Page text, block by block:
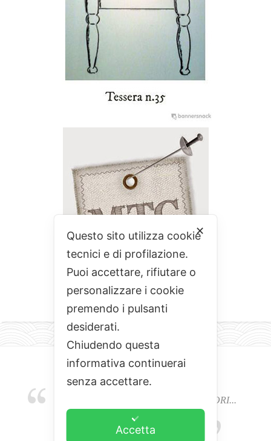
EMOZIONI, COLORI, ODORI E SAPORI...
L'ALCHIMIA DEL BUON CIBO
✕
Questo sito utilizza cookie
tecnici e di profilazione.
Puoi accettare, rifiutare o
personalizzare i cookie
premendo i pulsanti
desiderati.
Chiudendo questa
informativa continuerai
senza accettare.
Accetta